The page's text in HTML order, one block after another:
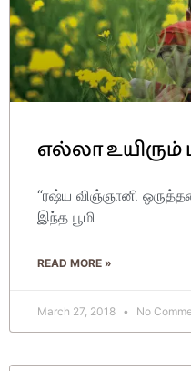
எல்லா உயிரும்
“ரஷ்ய விஞ்ஞானி
இந்த பூமி
READ MORE »
March 27, 2018 No